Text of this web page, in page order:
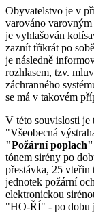
Obyvatelstvo je v
varováno varovným
je vyhlašován
zaznít třikrát po
je následně
rozhlasem, tzv.
záchranného
se má v takovém
V této souvislosti je
"Všeobecná
"Požární poplach"
tónem sirény po
přestávka, 25 vteřin
jednotek požární
elektronickou
"HO-ŘÍ" - po dobu